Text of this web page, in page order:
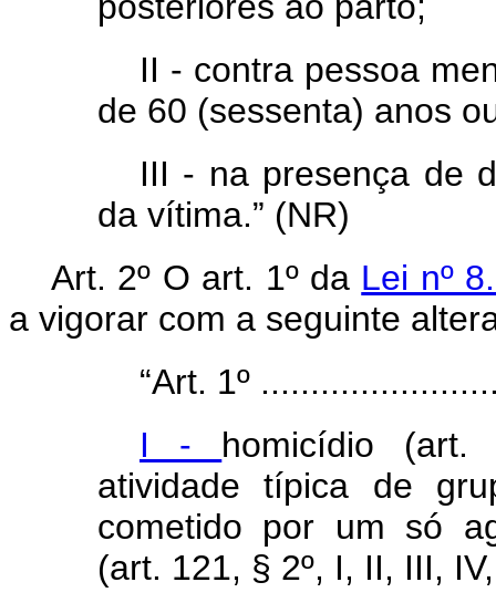
II - contra pessoa
de 60 (sessenta) anos
III - na presença de
da vítima.” (NR)
Art. 2º O art. 1º da Lei nº
a vigorar com a seguinte
“Art. 1º
I - homicídio
atividade típica de
cometido por um só
(art. 121, § 2º, I, II, III,